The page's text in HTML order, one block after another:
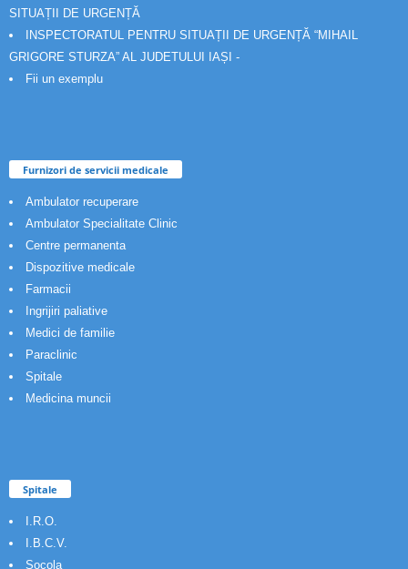
SITUAȚII DE URGENȚĂ
INSPECTORATUL PENTRU SITUAȚII DE URGENȚĂ “MIHAIL
GRIGORE STURZA” AL JUDETULUI IAȘI -
Fii un exemplu
Furnizori de servicii medicale
Ambulator recuperare
Ambulator Specialitate Clinic
Centre permanenta
Dispozitive medicale
Farmacii
Ingrijiri paliative
Medici de familie
Paraclinic
Spitale
Medicina muncii
Spitale
I.R.O.
I.B.C.V.
Socola